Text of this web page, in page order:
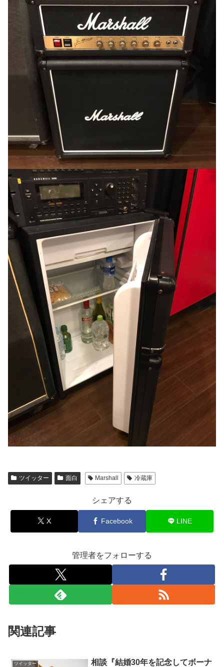
ツイッター 面白 Marshall 冷蔵庫
シェアする
X Facebook LINE
管理者をフォローする
関連記事
ツイッター
相談『結婚30年を記念してボーナ